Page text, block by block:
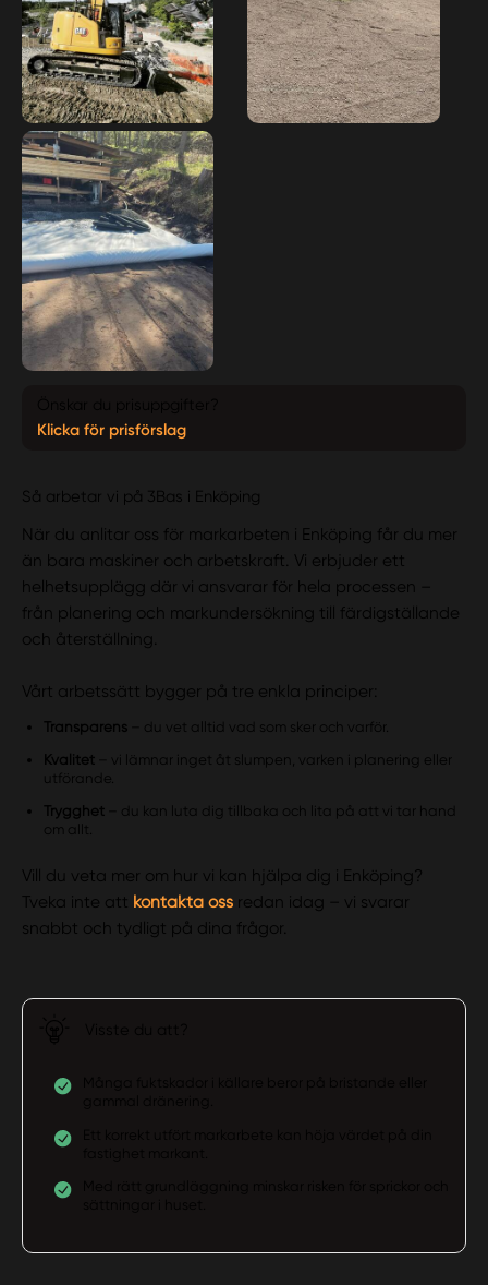
Klicka för prisförslag
Så arbetar vi på 3Bas i Enköping
När du anlitar oss för markarbeten i Enköping får du mer
än bara maskiner och arbetskraft. Vi erbjuder ett
helhetsupplägg där vi ansvarar för hela processen –
från planering och markundersökning till färdigställande
och återställning.
Vårt arbetssätt bygger på tre enkla principer:
Transparens – du vet alltid vad som sker och varför.
Kvalitet – vi lämnar inget åt slumpen, varken i planering eller
utförande.
Trygghet – du kan luta dig tillbaka och lita på att vi tar hand
om allt.
Vill du veta mer om hur vi kan hjälpa dig i Enköping?
Tveka inte att kontakta oss redan idag – vi svarar
snabbt och tydligt på dina frågor.